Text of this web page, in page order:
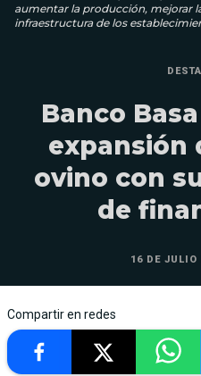
aumentar la producción, mejorar
infraestructura de los
Banco
expansión
ovino con
de
16 DE JULIO
Compartir en redes